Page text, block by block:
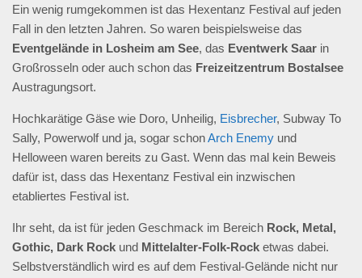
Ein wenig rumgekommen ist das Hexentanz Festival auf jeden
Fall in den letzten Jahren. So waren beispielsweise das
Eventgelände in Losheim am See, das Eventwerk Saar in
Großrosseln oder auch schon das Freizeitzentrum Bostalsee
Austragungsort.
Hochkarätige Gäse wie Doro, Unheilig, Eisbrecher, Subway To
Sally, Powerwolf und ja, sogar schonArch Enemy und
Helloween waren bereits zu Gast. Wenn das mal kein Beweis
dafür ist, dass das Hexentanz Festival ein inzwischen
etabliertes Festival ist.
Ihr seht, da ist für jeden Geschmack im Bereich Rock, Metal,
Gothic, Dark Rock und Mittelalter-Folk-Rock etwas dabei.
Selbstverständlich wird es auf dem Festival-Gelände nicht nur